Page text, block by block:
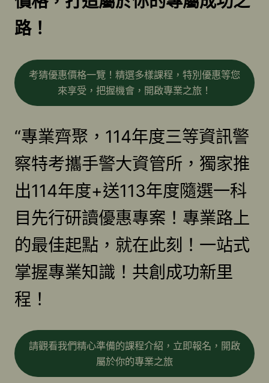
路！
考猜優惠價格一覽！精選多樣課程，特別優惠等您
來享受，把握機會，開啟專業之旅！
“專業齊聚，114年度三等資訊警
察特考攜手警大資管所，獨家推
出114年度+送113年度隨選一科
目先行研讀優惠專案！專業路上
的最佳起點，就在此刻！一站式
掌握專業知識！共創成功新里
程！
請觀看我們精心準備的課程介紹，立即報名，開啟
屬於你的專業之旅